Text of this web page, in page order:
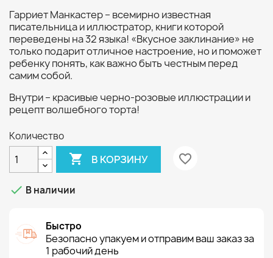
Гарриет Манкастер – всемирно известная
писательница и иллюстратор, книги которой
переведены на 32 языка! «Вкусное заклинание» не
только подарит отличное настроение, но и поможет
ребенку понять, как важно быть честным перед
самим собой.
Внутри – красивые черно-розовые иллюстрации и
рецепт волшебного торта!
Количество
 В КОРЗИНУ favorite_border
 В наличии
Быстро
Безопасно упакуем и отправим ваш заказ за
1 рабочий день